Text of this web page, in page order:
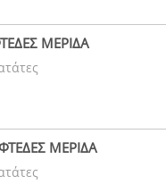
ΜΕΡΙΔΑ
ΜΕΡΙΔΑ